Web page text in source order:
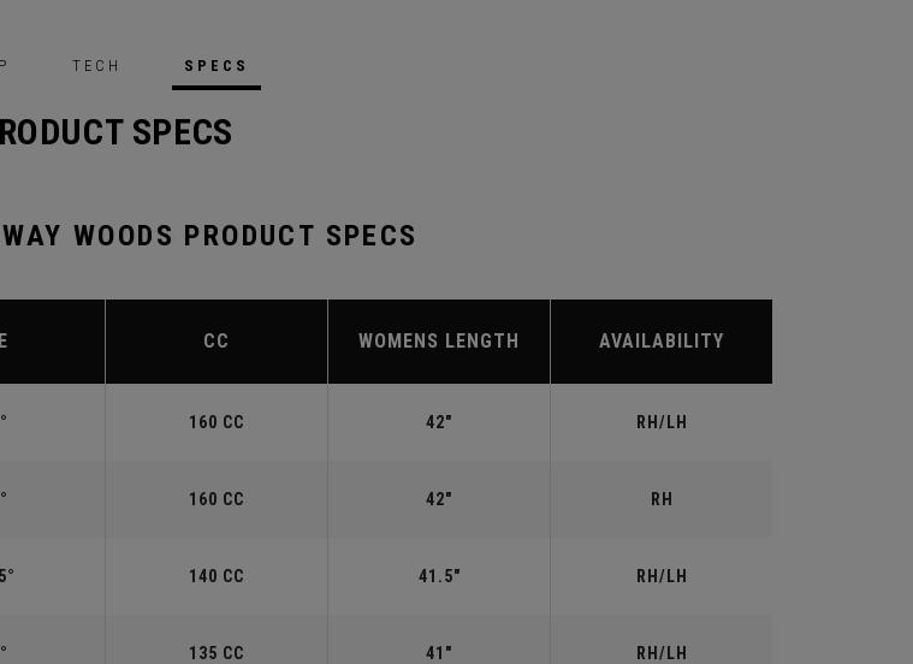
TECH SPECS
SPECS
WOODS PRODUCT SPECS
CC WOMENS LENGTH AVAILABILITY
160 CC 42" RH/LH
160 CC 42" RH
140 CC 41.5" RH/LH
135 CC 41" RH/LH